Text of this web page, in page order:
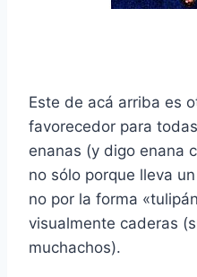
Este de acá arriba es
favorecedor para
enanas (y digo enana
no sólo porque lleva
no por la forma
visualmente caderas
muchachos).